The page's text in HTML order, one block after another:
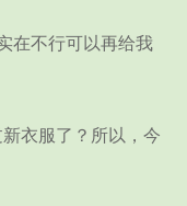
不行可以再给我
衣服了？所以，今